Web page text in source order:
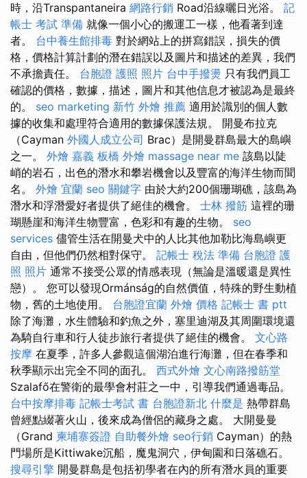
時，沿Transpantaneira 網路行銷 Road沿線曬日光浴。 記
帳士 考試 準備 就像一個小心的搬運工一樣，他看著到達
者。 台中養生館排毒 對於網站上的拼寫錯誤，損失的價
格，價格計算計劃的潛在錯誤以及圖片和描述的差異，我們
不承擔責任。 台胞證 護照 照片 台中手撥燙 只有我們員工
確認的價格，數據，描述，圖片和其他信息才被認為是最終
的。 seo marketing 新竹 外燴 推薦 適用於識別的個人數
據的收集和處理符合適用的數據保護法規。 開曼布拉克
（Cayman 外國人成立公司 Brac）是開曼群島最大的島嶼
之一。 外燴 嘉義 板橋 外燴 massage near me 該島以陡
峭的岩石，出色的潛水和攀岩機會以及豐富的海洋生物而聞
名。 外燴 宜蘭 seo 關鍵字 由於大約200個珊瑚礁，該島為
潛水和浮潛愛好者提供了絕佳的機會。 士林 撥筋 這裡的珊
瑚懸崖和海洋生物豐富，色彩和有趣的生物。 seo
services 儘管生活在開曼犬中的人比其他加勒比海島嶼更
自由，但他們仍然相對保守。 記帳士 稅法 準備 台胞證 護
照 照片 通常不接受公眾的情感表現（無論是溫暖還是異性
戀）。 您可以發現Ormánság的自然價值，特殊的野生動植
物，舊的土地使用。 台胞證宜蘭 外燴 價格 記帳士 書 ptt
除了海灘，水生體驗和釣魚之外，塞里迪湖及其周圍環境還
為騎自行車和行人徒步旅行者提供了絕佳的機會。 文心路
按摩 在夏季，許多人參觀這個湖泊進行海灘，但在春季和
秋季顯示出完全不同的面孔。 西式外燴 文心南路撥筋堂
Szalafő在警衛的最學會村莊之一中，引導我們通過毒品。
台中按摩排毒 記帳士考試 書 台胞證新北 什麼是 熱帶群島
曾經點綴著火山，後來成為僧侶的藏身之處。 大開曼曼
（Grand 柬埔寨簽證 自助餐外燴 seo行銷 Cayman）的熱
門場所是Kittiwake沉船，魔鬼洞穴，伊甸園和日落礁石。
搜尋引擎 開曼群島是包括初學者在內的所有潛水員的重要